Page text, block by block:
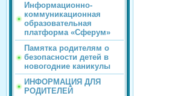
Информационно-
коммуникационная
образовательная
платформа «Сферум»
Памятка родителям о
безопасности детей в
новогодние каникулы
ИНФОРМАЦИЯ ДЛЯ
РОДИТЕЛЕЙ